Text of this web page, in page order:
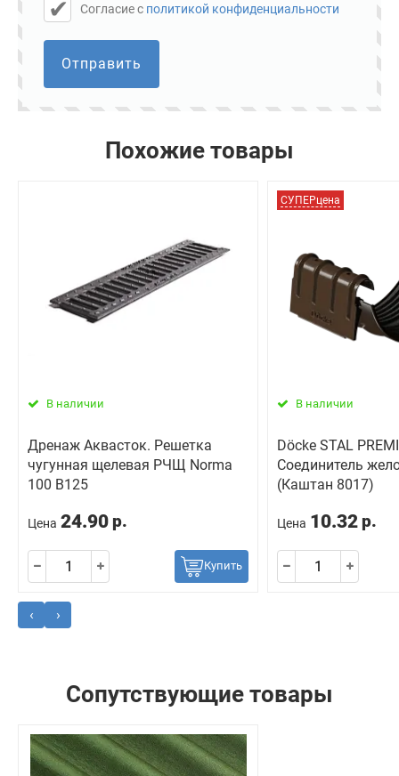
Cогласие с политикой конфиденциальности
Отправить
Похожие товары
В наличии
Дренаж Аквасток. Решетка
чугунная щелевая РЧЩ Norma
100 B125
Цена 24.90 р.
Купить
СУПЕРцена
В наличии
Döcke STAL
Соединитель
(Каштан 8017)
Цена 10.32 р.
‹ ›
Сопутствующие товары